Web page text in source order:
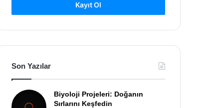
Kayıt Ol
Son Yazılar
Biyoloji Projeleri: Doğanın
Sırlarını Keşfedin